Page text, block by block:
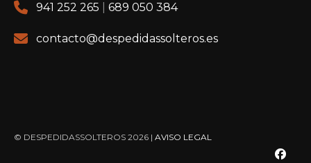
941 252 265 689 050 384
contacto@despedidassolteros.es
© DESPEDIDASSOLTEROS 2026 | AVISO LEGAL